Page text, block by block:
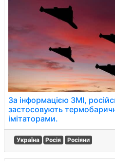
За інформацією ЗМІ,
застосовують
імітаторами.
Україна Росія Росіяни